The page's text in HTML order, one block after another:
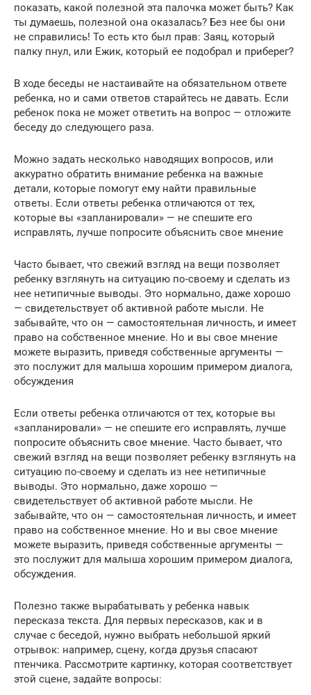
показать, какой полезной эта палочка может быть? Как
ты думаешь, полезной она оказалась? Без нее бы они
не справились! То есть кто был прав: Заяц, который
палку пнул, или Ежик, который ее подобрал и приберег?
В ходе беседы не настаивайте на обязательном ответе
ребенка, но и сами ответов старайтесь не давать. Если
ребенок пока не может ответить на вопрос — отложите
беседу до следующего раза.
Можно задать несколько наводящих вопросов, или
аккуратно обратить внимание ребенка на важные
детали, которые помогут ему найти правильные
ответы. Если ответы ребенка отличаются от тех,
которые вы «запланировали» — не спешите его
исправлять, лучше попросите объяснить свое мнение
Часто бывает, что свежий взгляд на вещи позволяет
ребенку взглянуть на ситуацию по-своему и сделать из
нее нетипичные выводы. Это нормально, даже хорошо
— свидетельствует об активной работе мысли. Не
забывайте, что он — самостоятельная личность, и имеет
право на собственное мнение. Но и вы свое мнение
можете выразить, приведя собственные аргументы —
это послужит для малыша хорошим примером диалога,
обсуждения
Если ответы ребенка отличаются от тех, которые вы
«запланировали» — не спешите его исправлять, лучше
попросите объяснить свое мнение. Часто бывает, что
свежий взгляд на вещи позволяет ребенку взглянуть на
ситуацию по-своему и сделать из нее нетипичные
выводы. Это нормально, даже хорошо —
свидетельствует об активной работе мысли. Не
забывайте, что он — самостоятельная личность, и имеет
право на собственное мнение. Но и вы свое мнение
можете выразить, приведя собственные аргументы —
это послужит для малыша хорошим примером диалога,
обсуждения.
Полезно также вырабатывать у ребенка навык
пересказа текста. Для первых пересказов, как и в
случае с беседой, нужно выбрать небольшой яркий
отрывок: например, сцену, когда друзья спасают
птенчика. Рассмотрите картинку, которая соответствует
этой сцене, задайте вопросы: